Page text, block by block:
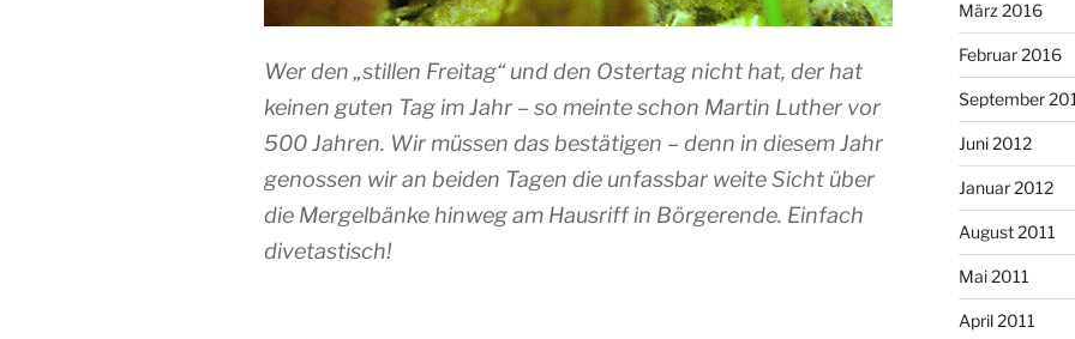
Wer den „stillen Freitag“ und den Ostertag nicht hat, der hat
keinen guten Tag im Jahr – so meinte schon Martin Luther vor
500 Jahren. Wir müssen das bestätigen – denn in diesem Jahr
genossen wir an beiden Tagen die unfassbar weite Sicht über
die Mergelbänke hinweg am Hausriff in Börgerende. Einfach
divetastisch!
März 2016
Februar 2016
September
Juni 2012
Januar 2012
August 2011
Mai 2011
April 2011